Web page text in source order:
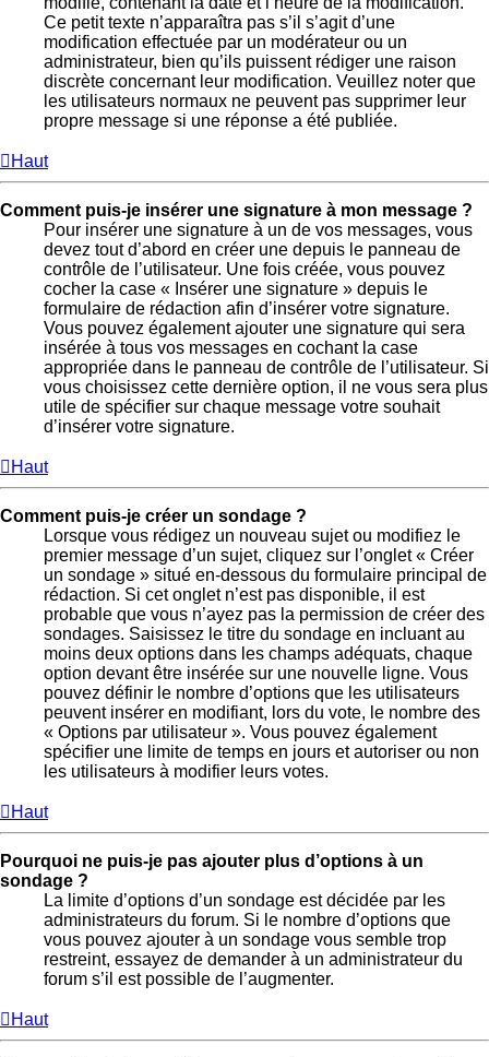
Ce petit texte n’apparaîtra pas s’il s’agit d’une
modification effectuée par un modérateur ou un
administrateur, bien qu’ils puissent rédiger une raison
discrète concernant leur modification. Veuillez noter que
les utilisateurs normaux ne peuvent pas supprimer leur
propre message si une réponse a été publiée.
Haut
Comment puis-je insérer une signature à mon message ?
Pour insérer une signature à un de vos messages, vous
devez tout d’abord en créer une depuis le panneau de
contrôle de l’utilisateur. Une fois créée, vous pouvez
cocher la case « Insérer une signature » depuis le
formulaire de rédaction afin d’insérer votre signature.
Vous pouvez également ajouter une signature qui sera
insérée à tous vos messages en cochant la case
appropriée dans le panneau de contrôle de l’utilisateur. Si
vous choisissez cette dernière option, il ne vous sera plus
utile de spécifier sur chaque message votre souhait
d’insérer votre signature.
Haut
Comment puis-je créer un sondage ?
Lorsque vous rédigez un nouveau sujet ou modifiez le
premier message d’un sujet, cliquez sur l’onglet « Créer
un sondage » situé en-dessous du formulaire principal de
rédaction. Si cet onglet n’est pas disponible, il est
probable que vous n’ayez pas la permission de créer des
sondages. Saisissez le titre du sondage en incluant au
moins deux options dans les champs adéquats, chaque
option devant être insérée sur une nouvelle ligne. Vous
pouvez définir le nombre d’options que les utilisateurs
peuvent insérer en modifiant, lors du vote, le nombre des
« Options par utilisateur ». Vous pouvez également
spécifier une limite de temps en jours et autoriser ou non
les utilisateurs à modifier leurs votes.
Haut
Pourquoi ne puis-je pas ajouter plus d’options à un
sondage ?
La limite d’options d’un sondage est décidée par les
administrateurs du forum. Si le nombre d’options que
vous pouvez ajouter à un sondage vous semble trop
restreint, essayez de demander à un administrateur du
forum s’il est possible de l’augmenter.
Haut